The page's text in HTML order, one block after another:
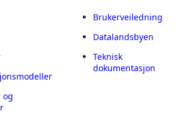
og
Brukerveiledning
Datalandsbyen
Teknisk
dokumentasjon